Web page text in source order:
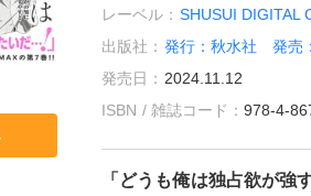
レーベル： SHUSUI DIGITAL
出版社： 発行：秋水社 発売
発売日： 2024.11.12
ISBN / 雑誌コード： 978-4-
「どうも俺は独占欲が